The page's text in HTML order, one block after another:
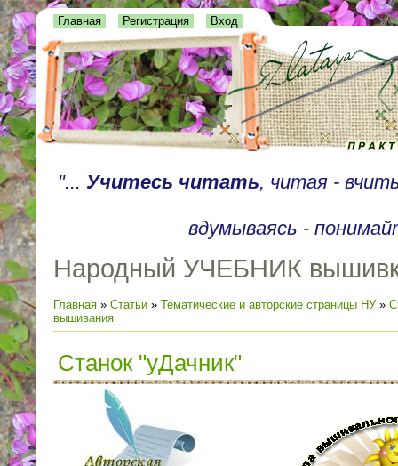
Главная Регистрация Вход
"... Учитесь читать, читая -
вдумываясь -
Народный УЧЕБНИК
Главная » Статьи » Тематические и авторские страницы НУ»
вышивания
Станок "уДачник"